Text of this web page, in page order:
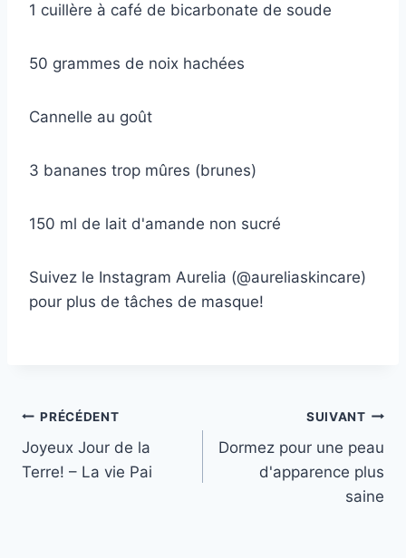
1 cuillère à café de bicarbonate de soude
50 grammes de noix hachées
Cannelle au goût
3 bananes trop mûres (brunes)
150 ml de lait d'amande non sucré
Suivez le Instagram Aurelia (@aureliaskincare)
pour plus de tâches de masque!
Navigation
de
PRÉCÉDENT
Joyeux Jour de la
Terre! – La vie Pai
SUIVANT
Dormez pour une peau
d'apparence plus
saine